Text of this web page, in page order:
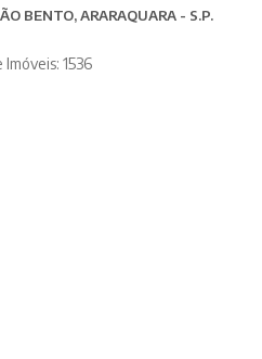
BENTO, ARARAQUARA - S.P.
1536